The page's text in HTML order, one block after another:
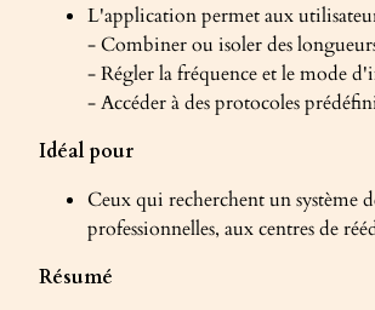
L'application permet aux
- Combiner ou isoler des
- Régler la fréquence et le mode
- Accéder à des protocoles
Idéal pour
Ceux qui recherchent un système
professionnelles, aux centres de
Résumé